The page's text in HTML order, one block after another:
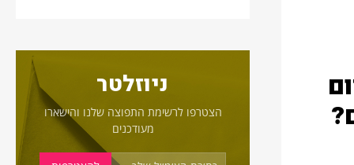
ניוזלטר
הצטרפו לרשימת התפוצה שלנו והישארו
מעודכנים